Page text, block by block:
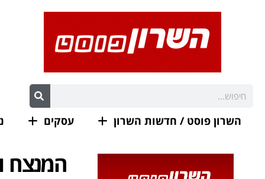
השרון פוסט / חדשות השרון עסקים
המנצח